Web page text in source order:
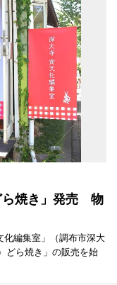
ら焼き」発売 物
化編集室」（調布市深大
どら焼き」の販売を始